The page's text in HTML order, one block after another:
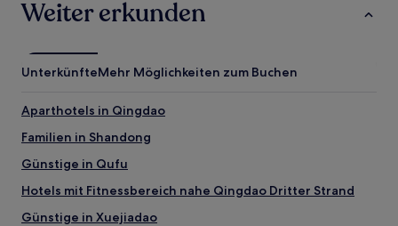
Weiter erkunden
UnterkünfteMehr Möglichkeiten zum Buchen
Aparthotels in Qingdao
Familien in Shandong
Günstige in Qufu
Hotels mit Fitnessbereich nahe Qingdao Dritter Strand
Günstige in Xuejiadao